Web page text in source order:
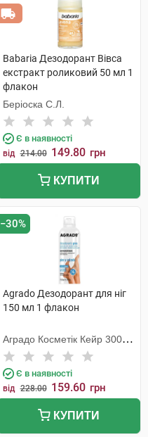
Babaria Дезодорант Вівса
екстракт роликовий 50 мл 1
флакон
Беріоска С.Л.
Є в наявності
від 214.00 149.80 грн
КУПИТИ
−30%
Agrado Дезодорант для ніг
150 мл 1 флакон
Аградо Косметік Кейр 3000
С.Л.У.
Є в наявності
від 228.00 159.60 грн
КУПИТИ